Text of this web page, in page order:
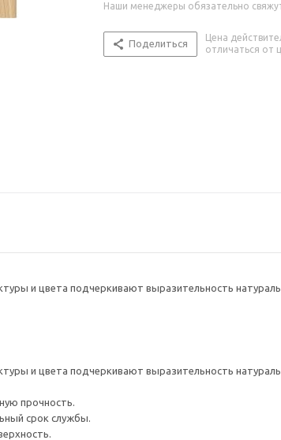
Наши менеджеры обязательно
Поделиться
Цена
отличаться от
и цвета подчеркивают выразительность
и цвета подчеркивают выразительность
прочность.
срок службы.